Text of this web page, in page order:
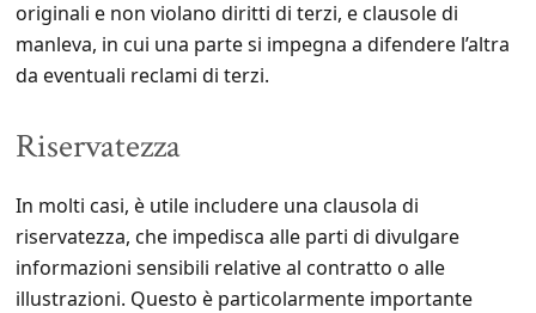
originali e non violano diritti di terzi, e clausole di
manleva, in cui una parte si impegna a difendere l’altra
da eventuali reclami di terzi.
Riservatezza
In molti casi, è utile includere una clausola di
riservatezza, che impedisca alle parti di divulgare
informazioni sensibili relative al contratto o alle
illustrazioni. Questo è particolarmente importante